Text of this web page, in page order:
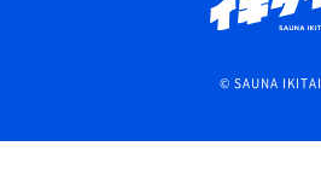
© SAUNA IKITAI